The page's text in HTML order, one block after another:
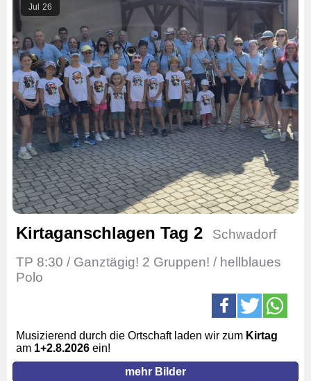
Jul 26
Kirtaganschlagen Tag 2
Schwadorf
TP 8:30 / Ganztägig! 2 Gruppen! / hellblaues
Polo
Musizierend durch die Ortschaft laden wir zum Kirtag
am 1+2.8.2026 ein!
mehr Bilder